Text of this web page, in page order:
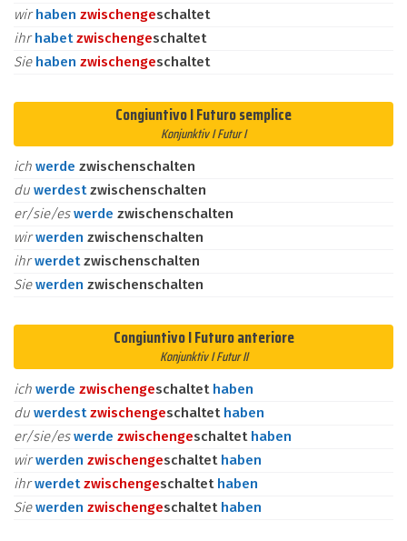
wirhaben zwischengeschaltet
ihrhabetzwischengeschaltet
Sie haben zwischengeschaltet
Congiuntivo I Futuro semplice
Konjunktiv I Futur I
ich werde zwischenschalten
du werdestzwischenschalten
er/sie/eswerde zwischenschalten
wirwerden zwischenschalten
ihrwerdetzwischenschalten
Siewerden zwischenschalten
Congiuntivo I Futuro anteriore
Konjunktiv I Futur II
ich werde zwischengeschaltet haben
du werdestzwischengeschaltet haben
er/sie/eswerde zwischengeschaltet haben
wirwerden zwischengeschaltet haben
ihrwerdetzwischengeschaltet haben
Siewerden zwischengeschaltet haben